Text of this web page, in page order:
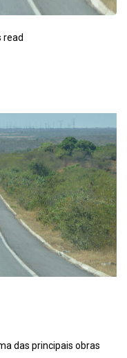
read
das principais obras